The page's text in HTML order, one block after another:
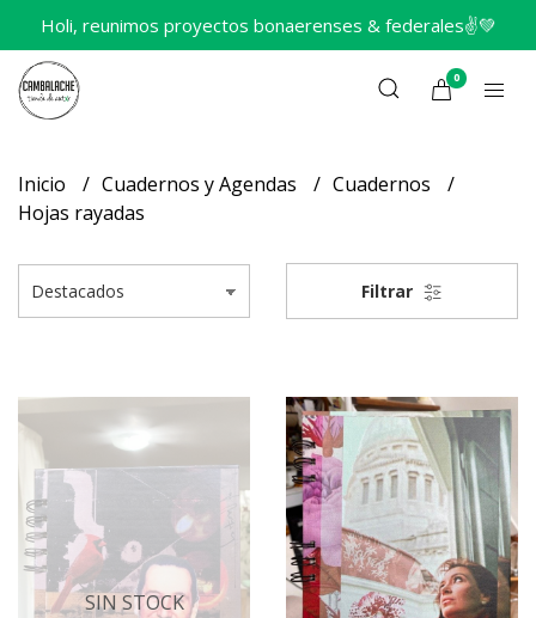
Holi, reunimos proyectos bonaerenses & federales✌️💚
0
Inicio Cuadernos y Agendas
Cuadernos
Hojas rayadas
Filtrar
SIN STOCK